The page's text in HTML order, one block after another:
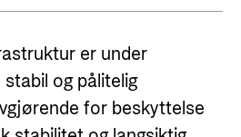
for investeringer i
med privat sektor
er under
og pålitelig
for beskyttelse